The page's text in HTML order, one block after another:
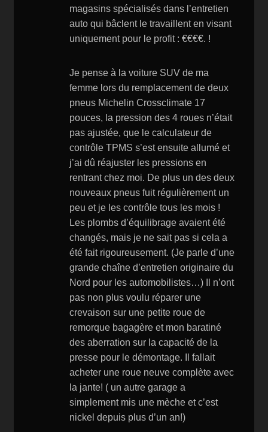
magasins spécialisés dans l’entretien
auto qui bâclent le travaillent en visant
uniquement pour le profit : €€€€. !
Je pense à la voiture SUV de ma
femme lors du remplacement de deux
pneus Michelin Crossclimate 17
pouces, la pression des 4 roues n’était
pas ajustée, que le calculateur de
contrôle TPMS s’est ensuite allumé et
j’ai dû réajuster les pressions en
rentrant chez moi. De plus un des deux
nouveaux pneus fuit régulièrement un
peu et je les contrôle tous les mois !
Les plombs d’équilibrage avaient été
changés, mais je ne sait pas si cela a
été fait rigoureusement. (Je parle d’une
grande chaîne d’entretien originaire du
Nord pour les automobilistes…) Il n’ont
pas non plus voulu réparer une
crevaison sur une petite roue de
remorque bagagère et mon baratiné
des aberration sur la capacité de la
presse pour le démontage. Il fallait
acheter une roue neuve complète avec
la jante! ( un autre garage a
simplement mis une mèche et c’est
nickel depuis plus d’un an!)